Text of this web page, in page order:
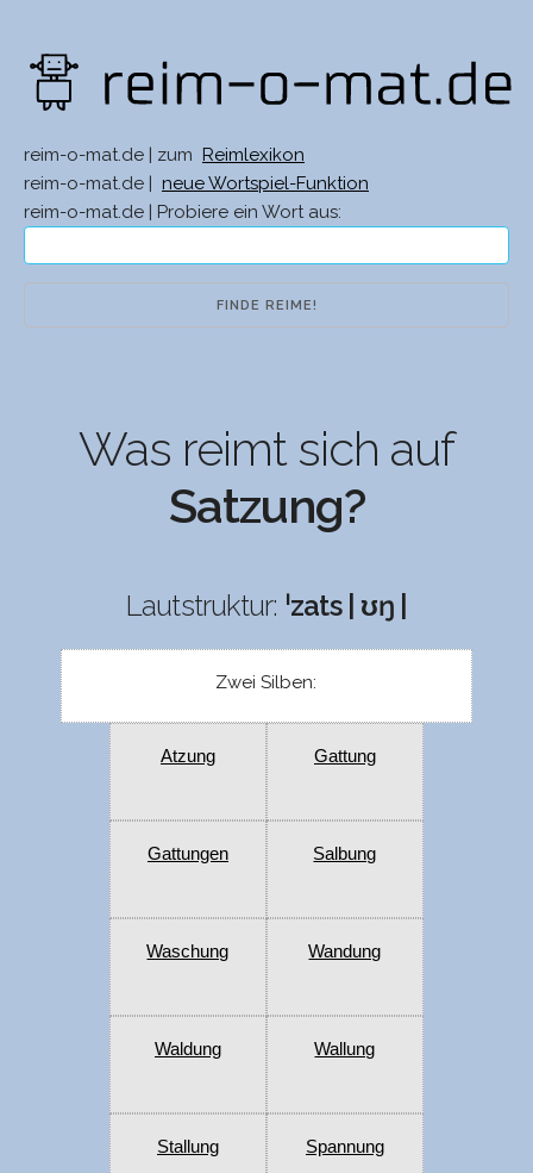
reim-o-mat.de | zum
Reimlexikon
reim-o-mat.de |
neue Wortspiel-Funktion
reim-o-mat.de | Probiere ein Wort aus:
Was reimt sich auf
Satzung?
Lautstruktur: ˈzats | ʊŋ |
Zwei Silben:
Atzung Gattung
Gattungen Salbung
Waschung Wandung
Waldung Wallung
Stallung Spannung